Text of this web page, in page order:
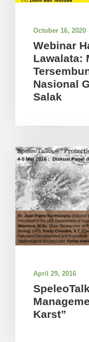
October 16, 2020
Webinar
Lawalata:
Nasional
Salak
April 29, 2016
Karst”